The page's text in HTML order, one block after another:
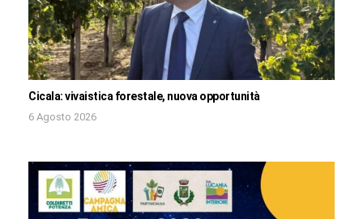
Cicala: vivaistica forestale, nuova opportunità
6 Agosto 2026